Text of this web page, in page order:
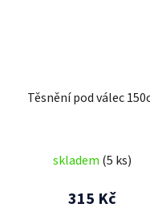
Těsnění pod válec
skladem (5 ks)
315 Kč